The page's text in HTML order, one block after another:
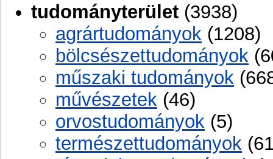
tudományterület (3938)
agrártudományok (1208)
bölcsészettudományok
műszaki tudományok
művészetek (46)
orvostudományok (5)
természettudományok